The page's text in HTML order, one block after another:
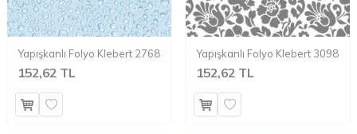
Yapışkanlı Folyo Klebert 2768
152,62 TL
Yapışkanlı Folyo Klebert 3098
152,62 TL